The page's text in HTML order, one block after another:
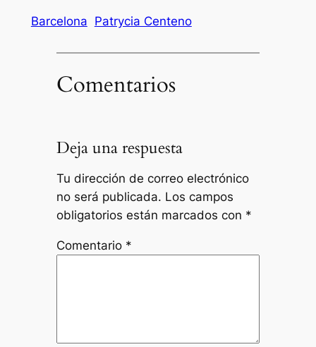
Barcelona Patrycia Centeno
Comentarios
Deja una respuesta
Tu dirección de correo electrónico
no será publicada. Los campos
obligatorios están marcados con *
Comentario *